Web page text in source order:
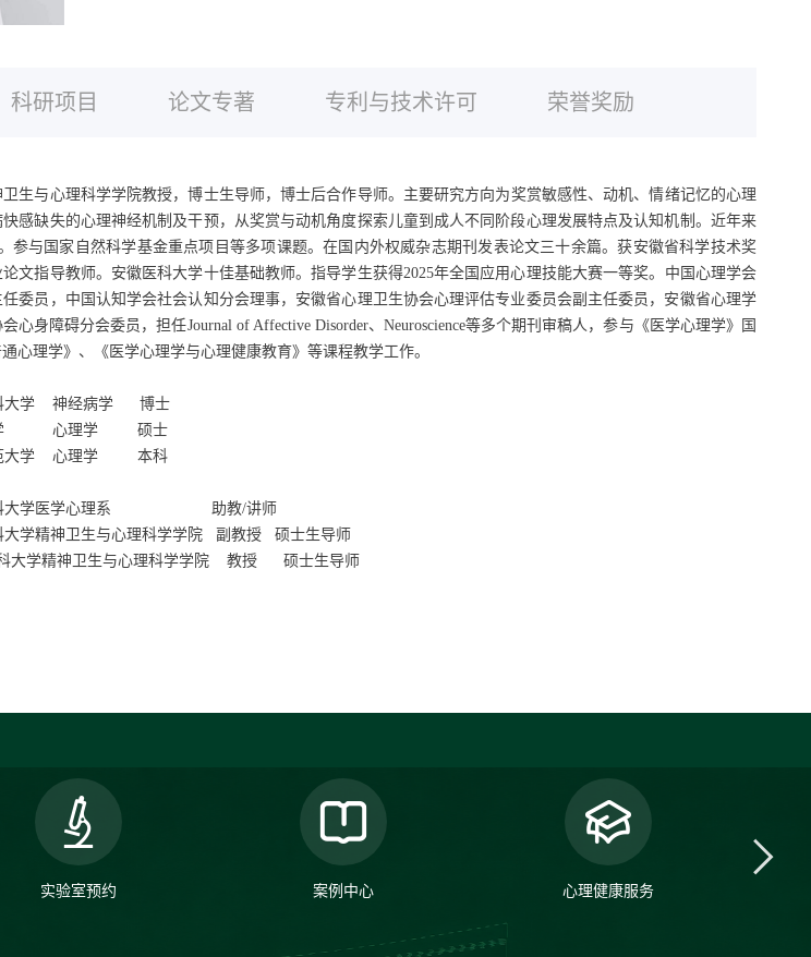
科研项目 论文专著 专利与技术许可 荣誉奖励
生与心理科学学院教授，博士生导师 ，博士后合作导师。 主要研究方向为奖赏敏感性、动机、情绪记忆的心理
感缺失的心理神经机制及干预，从奖赏与动机角度探索儿童到成人不同阶段心理发展特点及认知机制。近年来
参与国家自然科学基金重点项目等多项课题。在 国内外权威杂志期刊发表论文三十余篇。获安徽省科学技术奖
文指导教师。安徽医科大学十佳基础教师。指导学生获得2025年全国应用心理技能大赛一等奖。中国心理学会
委员，中国认知学会社会认知分会理事，安徽省心理卫生协会心理评估专业委员会副主任委员，安徽省心理学
心身障碍分会委员 ，担任Journal of Affective Disorder、 Neuroscience等多个期刊审稿人，参与《医学心理学》国
心理学》、《医学心理学与心理健康教育》等课程教学工作。
大学 神经病学
博士
心理学
硕士
大学 心理学
本科
大学医学心理系 助教/讲师
大学精神卫生与心理科学学院 副教授
硕士生导师
大学精神卫生与心理科学学院 教授 硕士生导师
实验室预约 案例中心 心理健康服务